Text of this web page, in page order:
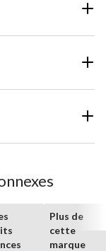
Plus de
cette
marque